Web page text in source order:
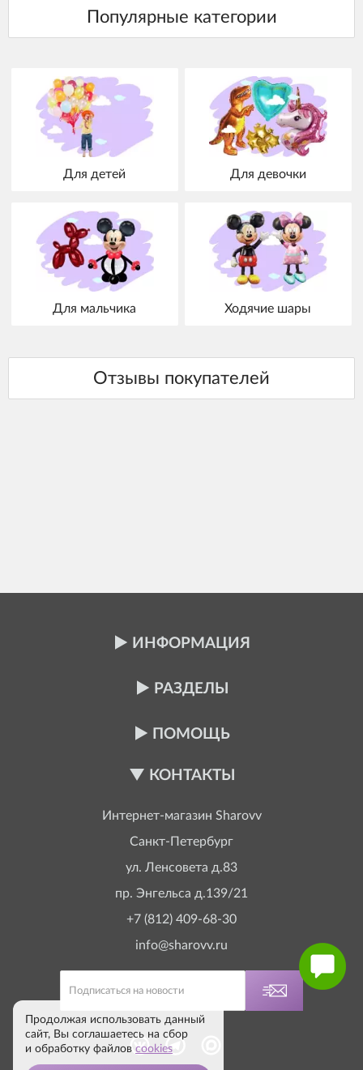
Для детей Для девочки
Для мальчика Ходячие шары
ИНФОРМАЦИЯ
РАЗДЕЛЫ
ПОМОЩЬ
КОНТАКТЫ
Интернет-магазин Sharovv
Санкт-Петербург
ул. Ленсовета д.83
пр. Энгельса д.139/21
+7 (812) 409-68-30
info@sharovv.ru
Продолжая использовать данный
сайт, Вы соглашаетесь на сбор
и обработку файлов cookies